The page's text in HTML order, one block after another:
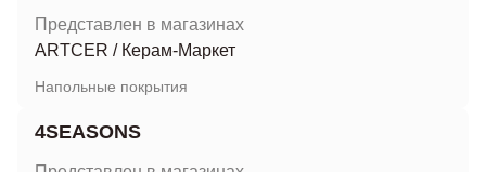
Представлен в магазинах
ARTCER / Керам-Маркет
Напольные покрытия
4SEASONS